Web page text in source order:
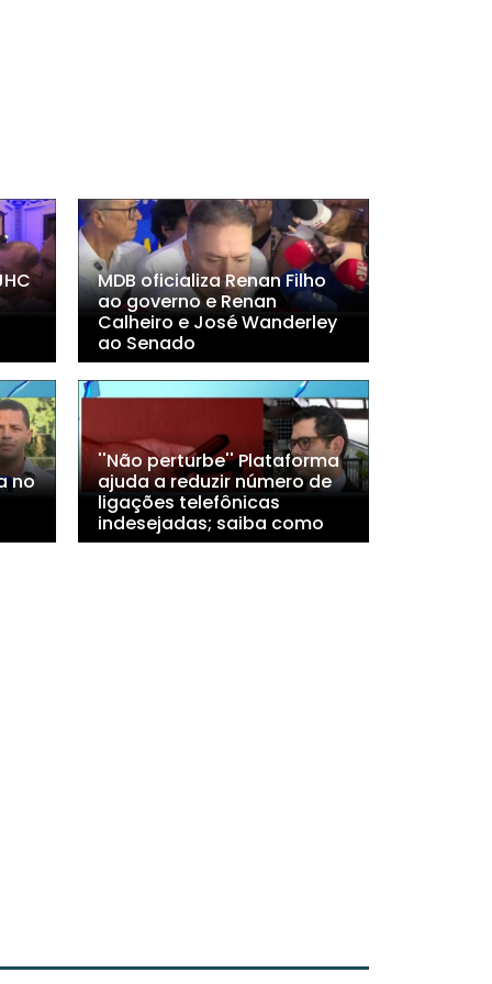
MDB oficializa Renan Filho
ao governo e Renan
Calheiro e José Wanderley
ao Senado
no
''Não perturbe'' Plataforma
ajuda a reduzir número de
ligações telefônicas
indesejadas; saiba como